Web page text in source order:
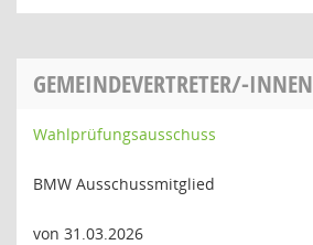
GEMEINDEVERTRETER/-INNEN
Wahlprüfungsausschuss
BMW Ausschussmitglied
von 31.03.2026